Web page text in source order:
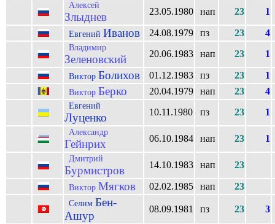
Алексей
Злыднев 23.05.1980 нап 23 1
Евгений Иванов 24.08.1979 пз 23 4
Владимир
Зеленовский 20.06.1983 нап 23 1
Виктор Болихов 01.12.1983 пз 23 1
Виктор Берко 20.04.1979 нап 23 4
Евгений
Луценко 10.11.1980 пз 23 1
Александр
Гейнрих 06.10.1984 нап 23 1
Дмитрий
Бурмистров 14.10.1983 нап 23
Виктор Мягков 02.02.1985 нап 23
Селим Бен-
Ашур
08.09.1981 пз 23 3